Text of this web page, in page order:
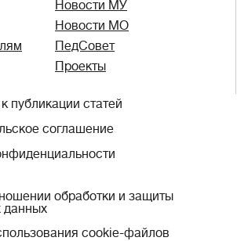
Новости МУ
Новости МО
ПедСовет
Проекты
публикации статей
соглашение
обработки и защиты
данных
cookie-файлов